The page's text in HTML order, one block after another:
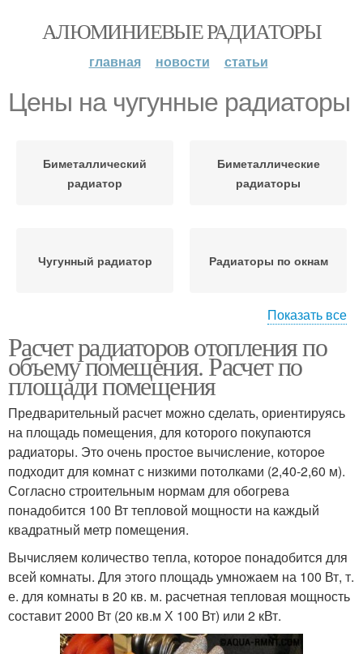
АЛЮМИНИЕВЫЕ РАДИАТОРЫ
главная новости статьи
Цены на чугунные радиаторы
Биметаллический
радиатор
Биметаллические
радиаторы
Чугунный радиатор Радиаторы по окнам
Радиатор по метражу
количеству
Алюминиевый
радиатор
Алюминиевые
радиаторы
Радиаторы на
квадратный метр
Воды в радиаторах Воды в радиатора
Показать все
Расчет радиаторов отопления по
объему помещения. Расчет по
площади помещения
Предварительный расчет можно сделать, ориентируясь
на площадь помещения, для которого покупаются
радиаторы. Это очень простое вычисление, которое
подходит для комнат с низкими потолками (2,40-2,60 м).
Согласно строительным нормам для обогрева
понадобится 100 Вт тепловой мощности на каждый
квадратный метр помещения.
Вычисляем количество тепла, которое понадобится для
всей комнаты. Для этого площадь умножаем на 100 Вт, т.
е. для комнаты в 20 кв. м. расчетная тепловая мощность
составит 2000 Вт (20 кв.м Х 100 Вт) или 2 кВт.